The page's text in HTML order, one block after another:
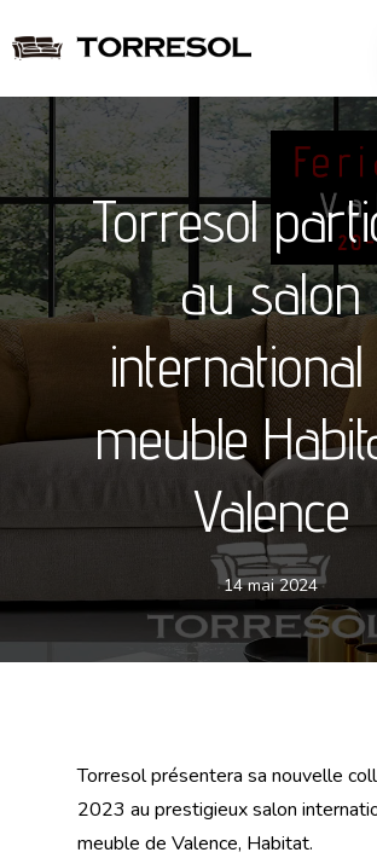
to
content
Torresol
au salon
meuble
Valence
14 mai 2024
Torresol présentera sa nouvelle
2023 au prestigieux salon
meuble de Valence, Habitat.